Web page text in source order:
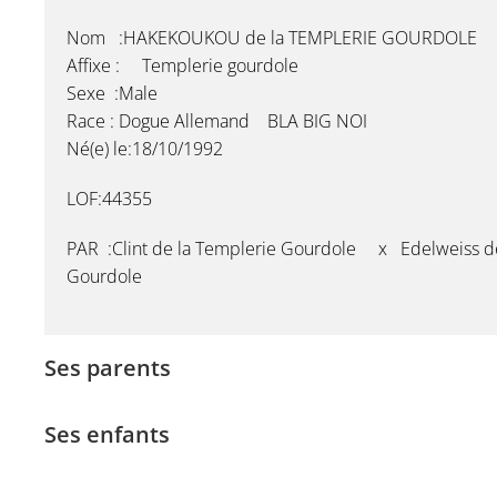
Nom :HAKEKOUKOU de la TEMPLERIE GOURDOLE
Affixe : Templerie gourdole
Sexe :Male
Race : Dogue Allemand BLA BIG NOI
Né(e) le:18/10/1992
LOF:44355
PAR :Clint de la Templerie Gourdole x Edelweiss
Gourdole
Ses parents
Ses enfants